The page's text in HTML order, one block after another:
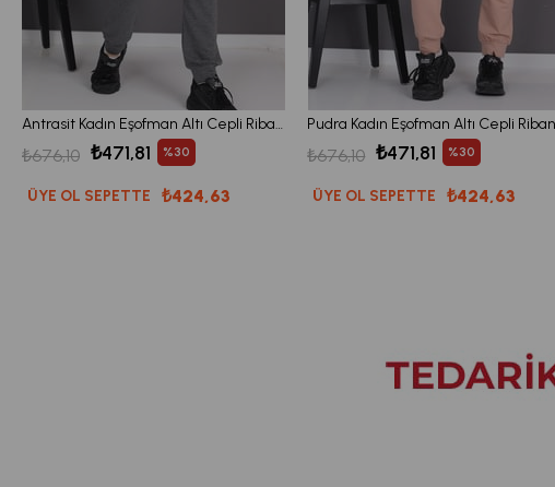
Antrasit Kadın Eşofman Altı Cepli Ribanalı Bağcıklı Jogger Pantolon
ÜYE OL SEPETTE ₺424,63
₺471,81
₺676,10 %30
ÜYE OL SEPETTE ₺424,63
₺471,81
₺676,10 %30